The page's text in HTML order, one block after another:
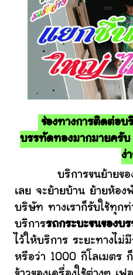
ช่องทางการติดต่อบ
บรรทัดทองมากมายครับ
ง่
บริการขนย้ายของกั
เลย จะย้ายบ้าน ย้ายห้อง
บริษัท ทางเราก็รับใช้ทุก
บริการรถกระบะขนของบ
ไว้ให้บริการ ระยะทางไม่
หรือว่า 1000 กิโลเมตร